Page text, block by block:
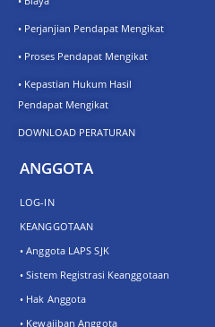
• Perjanjian Pendapat Mengikat
• Proses Pendapat Mengikat
• Kepastian Hukum Hasil
Pendapat Mengikat
DOWNLOAD PERATURAN
ANGGOTA
LOG-IN
KEANGGOTAAN
• Anggota LAPS SJK
• Sistem Registrasi Keanggotaan
• Hak Anggota
• Kewajiban Anggota